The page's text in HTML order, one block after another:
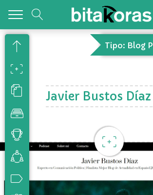
Tipo: Blog
Javier Bustos Díaz